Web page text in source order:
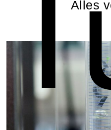
Alles